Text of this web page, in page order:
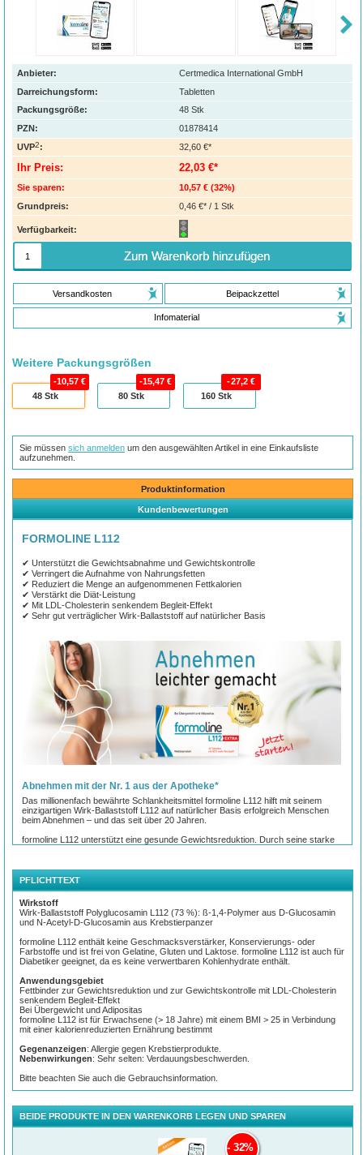
Anbieter:
Certmedica International GmbH
Darreichungsform:
Tabletten
Packungsgröße:
48 Stk
PZN:
01878414
UVP2: 32,60 €*
Ihr Preis: 22,03 €*
Sie sparen: 10,57 € (32%)
Grundpreis:
0,46 €* / 1 Stk
Verfügbarkeit:
Zum Warenkorb hinzufügen
Versandkosten Beipackzettel
Infomaterial
Weitere Packungsgrößen
48 Stk
10,57 €
80Stk
15,47 €
160 Stk
27,2 €
Sie müssensich anmelden um den ausgewählten Artikel in eine Einkaufsliste
aufzunehmen.
Produktinformation
Kundenbewertungen
FORMOLINE L112
✔ Unterstützt die Gewichtsabnahme und Gewichtskontrolle
✔ Verringert die Aufnahme von Nahrungsfetten
✔ Reduziert die Menge an aufgenommenen Fettkalorien
✔ Verstärkt die Diät-Leistung
✔ Mit LDL-Cholesterin senkendem Begleit-Effekt
✔ Sehr gut verträglicher Wirk-Ballaststoff auf natürlicher Basis
Abnehmen mit der Nr. 1 aus der Apotheke*
Das millionenfach bewährte Schlankheitsmittel formoline L112 hilft mit seinem
einzigartigen Wirk-Ballaststoff L112 auf natürlicher Basis erfolgreich Menschen
beim Abnehmen – und das seit über 20 Jahren.
formoline L112 unterstützt eine gesunde Gewichtsreduktion. Durch seine starke
Leichter Abnehmen mit dem 4-fach Effekt von formoline L112
✔ Verringert die Aufnahme von Nahrungsfetten
✔ Reduziert die Menge an aufgenommenen Fettkalorien
✔ Verstärkt die Diät-Leistung
✔ Mit LDL-Cholesterin senkendem Begleit-Effekt
Vertrauen Sie bei der Gewichtsabnahme und Gewichtskontrolle mit formoline
L112 auf die Nr. 1 aus Ihrer Apotheke.
Der starke Kalorienmagnet zum Abnehmen
formoline L112 ist ein Fettbinder, der bis zu 2/3 der verzehrten kalorienreichen
Nahrungsfette an sich bindet und damit die Fettaufnahme vermindert.*** Sein
PFLICHTTEXT
Wirkstoff
Wirk-Ballaststoff Polyglucosamin L112 (73 %): ß-1,4-Polymer aus D-Glucosamin
und N-Acetyl-D-Glucosamin aus Krebstierpanzer
formoline L112 enthält keine Geschmacksverstärker, Konservierungs- oder
Farbstoffe und ist frei von Gelatine, Gluten und Laktose. formoline L112 ist auch für
Diabetiker geeignet, da es keine verwertbaren Kohlenhydrate enthält.
Anwendungsgebiet
Fettbinder zur Gewichtsreduktion und zur Gewichtskontrolle mit LDL-Cholesterin
senkendem Begleit-Effekt
Bei Übergewicht und Adipositas
formoline L112 ist für Erwachsene (> 18 Jahre) mit einem BMI > 25 in Verbindung
mit einer kalorienreduzierten Ernährung bestimmt
Gegenanzeigen: Allergie gegen Krebstierprodukte.
Nebenwirkungen: Sehr selten: Verdauungsbeschwerden.
Bitte beachten Sie auch die Gebrauchsinformation.
BEIDE PRODUKTE IN DEN WARENKORB LEGEN UND SPAREN
32%